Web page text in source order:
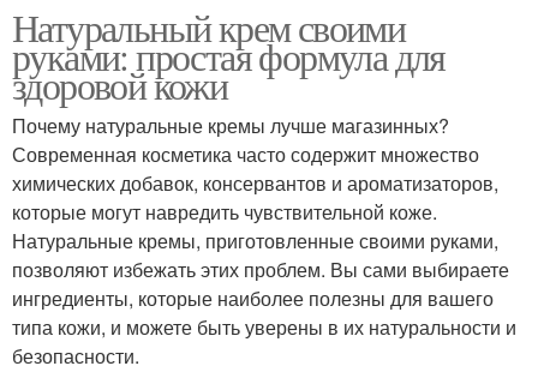
Натуральный крем своими
руками: простая формула для
здоровой кожи
Почему натуральные кремы лучше магазинных?
Современная косметика часто содержит множество
химических добавок, консервантов и ароматизаторов,
которые могут навредить чувствительной коже.
Натуральные кремы, приготовленные своими руками,
позволяют избежать этих проблем. Вы сами выбираете
ингредиенты, которые наиболее полезны для вашего
типа кожи, и можете быть уверены в их натуральности и
безопасности.